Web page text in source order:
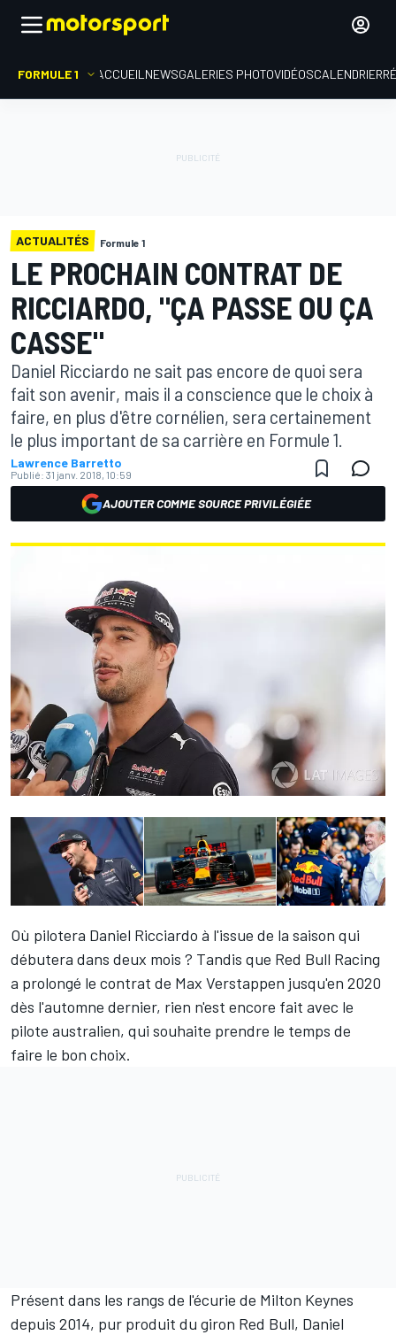
FORMULE 1 ACCUEIL NEWSGALERIES PHOTOVIDÉOSCALENDRIER
ACTUALITÉS Formule 1
LE PROCHAIN CONTRAT DE
RICCIARDO, "ÇA PASSE OU ÇA
CASSE"
Daniel Ricciardo ne sait pas encore de quoi sera
fait son avenir, mais il a conscience que le choix à
faire, en plus d'être cornélien, sera certainement
le plus important de sa carrière en Formule 1.
Lawrence Barretto
Publié: 31 janv. 2018, 10:59
AJOUTER COMME SOURCE PRIVILÉGIÉE
Où pilotera Daniel Ricciardo à l'issue de la saison qui
débutera dans deux mois ? Tandis que Red Bull Racing
a prolongé le contrat de Max Verstappen jusqu'en 2020
dès l'automne dernier, rien n'est encore fait avec le
pilote australien, qui souhaite prendre le temps de
faire le bon choix.
Présent dans les rangs de l'écurie de Milton Keynes
depuis 2014, pur produit du giron Red Bull, Daniel